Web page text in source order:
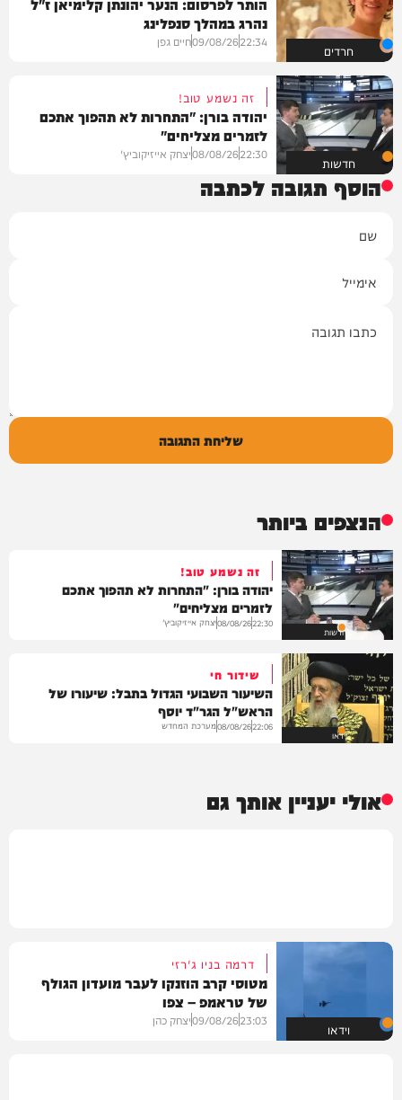
חרדים
נהרג במהלך סנפלינג
22:34
09/08/26חיים גפן
חדשות
זה נשמע טוב!
יהודה בורן: "התחרות לא תהפוך אתכם
לזמרים מצליחים"
22:30
08/08/26יצחק אייזיקוביץ'
הוסף תגובה לכתבה
שליחת התגובה
הנצפים ביותר
חדשות
זה נשמע טוב!
יהודה בורן: "התחרות לא תהפוך אתכם
לזמרים מצליחים"
22:30
08/08/26יצחק אייזיקוביץ'
וידאו
שידור חי
השיעור השבועי הגדול בתבל: שיעורו של
הראש"ל הגר"ד יוסף
22:06
08/08/26מערכת המחדש
אולי יעניין אותך גם
וידאו
דרמה בניו ג'רזי
מטוסי קרב הוזנקו לעבר מועדון הגולף
של טראמפ – צפו
23:03
09/08/26יצחק כהן